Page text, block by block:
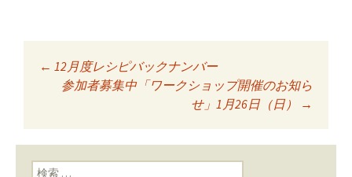
投稿ナビゲーショ
ン
← 12月度レシピバックナンバー
参加者募集中「ワークショップ開催のお知ら
せ」1月26日（日）
→
検索: